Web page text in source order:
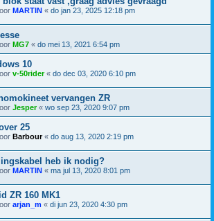
MARTIN « do jan 23, 2025 12:18 pm
MG7 « do mei 13, 2021 6:54 pm
10
v-50rider« do dec 03, 2020 6:10 pm
vervangen ZR
Jesper« wo sep 23, 2020 9:07 pm
25
Barbour« do aug 13, 2020 2:19 pm
heb ik nodig?
MARTIN « ma jul 13, 2020 8:01 pm
ZR 160 MK1
arjan_m « di jun 23, 2020 4:30 pm